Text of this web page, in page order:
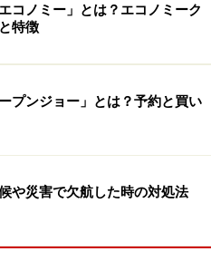
々が憩っています
オプショナルツアーのいい
カルな目線で街を案内し、
てくれること。ツアーの合
で運動した後に、ガイドお
ツビールを一杯…というま
ツアーならではです。
コノミー」とは？エコノミーク
特徴
プンジョー」とは？予約と買い
や災害で欠航した時の対処法